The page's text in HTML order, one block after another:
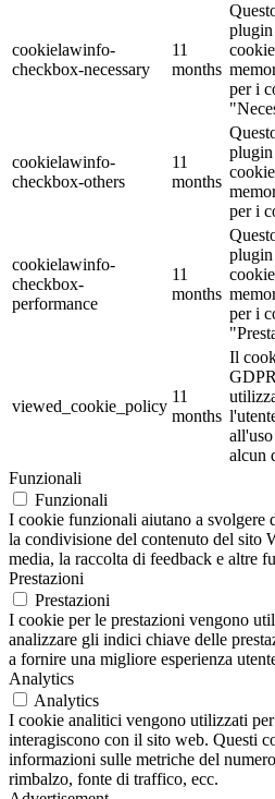
cookielawinfo-
checkbox-necessary
11
months
per i
cookielawinfo-
checkbox-others
11
months
per i
cookielawinfo-
checkbox-
performance
11
months
per i
viewed_cookie_policy
11
months
Il
alcun
Funzionali
Funzionali
I cookie funzionali aiutano a svolgere
la condivisione del contenuto del sito
media, la raccolta di feedback e altre
Prestazioni
Prestazioni
I cookie per le prestazioni vengono
analizzare gli indici chiave delle
a fornire una migliore esperienza
Analytics
Analytics
I cookie analitici vengono utilizzati
interagiscono con il sito web. Questi
informazioni sulle metriche del
rimbalzo, fonte di traffico, ecc.